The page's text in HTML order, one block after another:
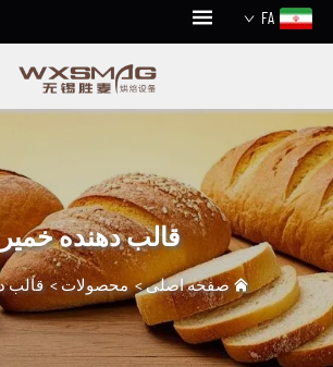
FA
قالب دهنده خمیر
صفحه اصلی>محصولات >قالب